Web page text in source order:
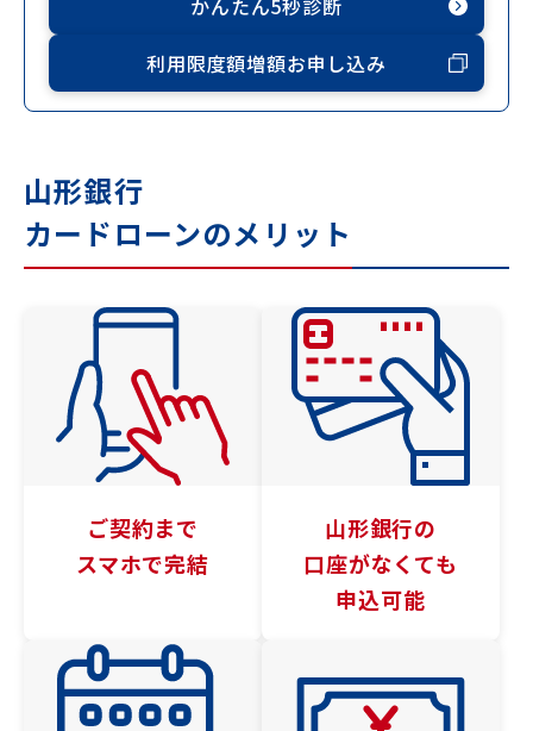
利用限度額増額お申し込み
山形銀行
カードローンのメリット
ご契約まで
スマホで完結
山形銀行の
口座がなくても
申込可能